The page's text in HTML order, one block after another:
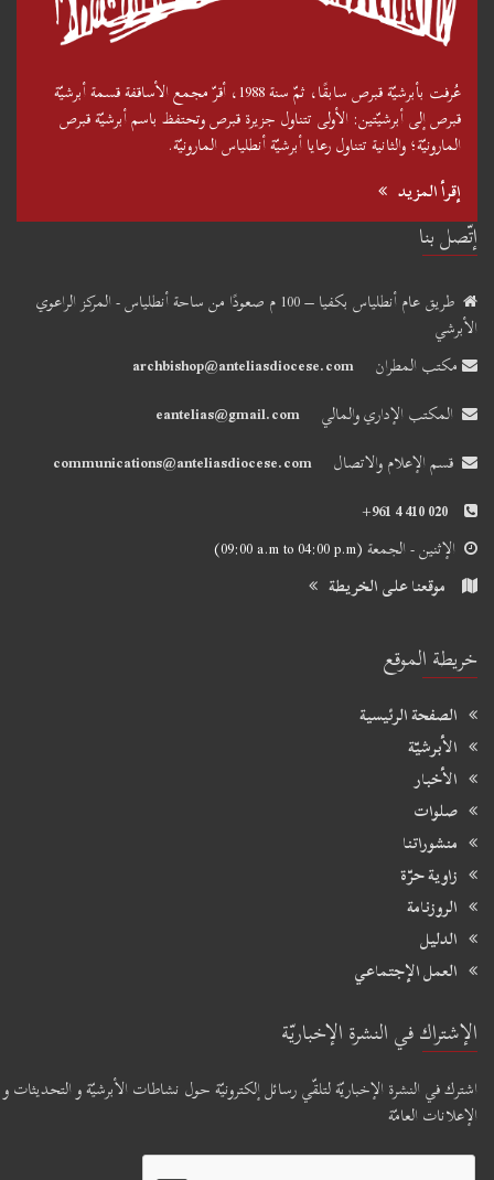
عُرفت بأبرشيّة قبرص سابقًا، ثمّ سنة 1988، أقرّ مجمع الأساقفة قسمة أبرشيّة
قبرص إلى أبرشيّتين: الأولى تتناول جزيرة قبرص وتحتفظ باسم أبرشيّة قبرص
المارونيّة؛ والثانية تتناول رعايا أبرشيّة أنطلياس المارونيّة.
إقرأ المزيد
إتّصل بنا
طريق عام أنطلياس بكفيا – 100 م صعودًا من ساحة أنطلياس - المركز الراعوي
الأبرشي
مكتب المطران
archbishop@anteliasdiocese.com
المكتب الإداري والمالي
eantelias@gmail.com
قسم الإعلام والاتصال
communications@anteliasdiocese.com
+961 4 410 020
الإثنين - الجمعة(09:00 a.m to 04:00 p.m)
موقعنا على الخريطة
خريطة الموقع
الصفحة الرئيسية
الأبرشيّة
الأخبار
صلوات
منشوراتنا
زاوية حرّة
الروزنامة
الدليل
العمل الإجتماعي
الإشتراك في النشرة الإخباريّة
اشترك في النشرة الإخباريّة لتلقّي رسائل إلكترونيّة حول نشاطات الأبرشيّة و التحديثات و
الإعلانات العامّة